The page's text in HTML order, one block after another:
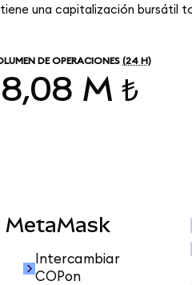
una capitalización bursátil
DE OPERACIONES (24 H)
M ₺
MetaMask
Intercambiar
COPon